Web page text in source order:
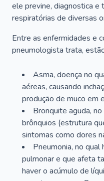
ele previne, diagnostica e
respiratórias de diversas
Entre as enfermidades e
pneumologista trata,
Asma, doença no
aéreas, causando
produção de muco em
Bronquite aguda,
brônquios (estrutura
sintomas como dores
Pneumonia, no qual
pulmonar e que afeta
haver o acúmulo de